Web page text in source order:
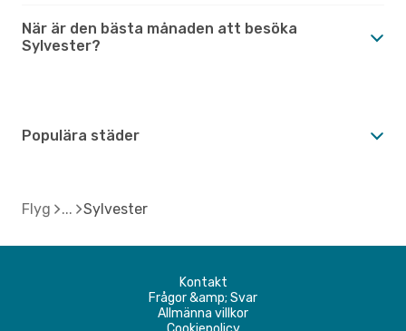
När är den bästa månaden att besöka
Sylvester?
Populära städer
Flyg Sylvester
Kontakt
Frågor &amp; Svar
Allmänna villkor